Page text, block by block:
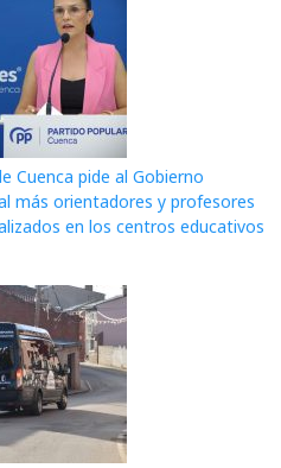
Cuenca pide al Gobierno
más orientadores y profesores
en los centros educativos